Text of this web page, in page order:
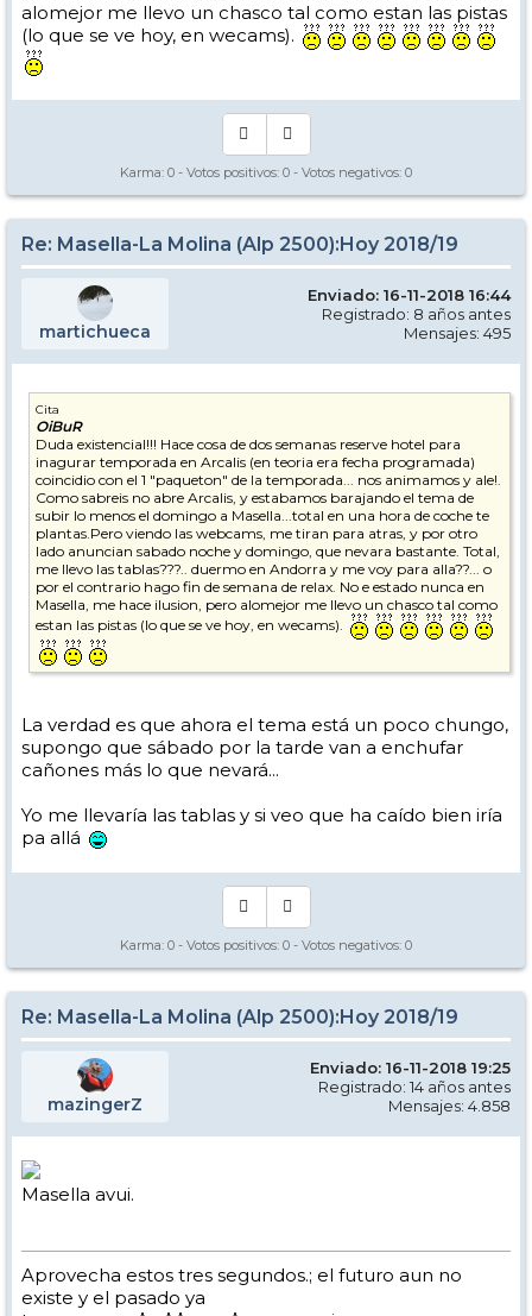
alomejor me llevo un chasco tal como estan las pistas
(lo que se ve hoy, en wecams).
Karma: 0 - Votos positivos: 0 - Votos negativos: 0
Re: Masella-La Molina (Alp 2500):Hoy 2018/19
martichueca
Enviado: 16-11-2018 16:44
Registrado: 8 años antes
Mensajes: 495
Cita
OiBuR
Duda existencial!!! Hace cosa de dos semanas reserve hotel para
inagurar temporada en Arcalis (en teoria era fecha programada)
coincidio con el 1 "paqueton" de la temporada... nos animamos y ale!.
Como sabreis no abre Arcalis, y estabamos barajando el tema de
subir lo menos el domingo a Masella...total en una hora de coche te
plantas.Pero viendo las webcams, me tiran para atras, y por otro
lado anuncian sabado noche y domingo, que nevara bastante. Total,
me llevo las tablas???.. duermo en Andorra y me voy para alla??... o
por el contrario hago fin de semana de relax. No e estado nunca en
Masella, me hace ilusion, pero alomejor me llevo un chasco tal como
estan las pistas (lo que se ve hoy, en wecams).
La verdad es que ahora el tema está un poco chungo,
supongo que sábado por la tarde van a enchufar
cañones más lo que nevará...
Yo me llevaría las tablas y si veo que ha caído bien iría
pa allá
Karma: 0 - Votos positivos: 0 - Votos negativos: 0
Re: Masella-La Molina (Alp 2500):Hoy 2018/19
mazingerZ
Enviado: 16-11-2018 19:25
Registrado: 14 años antes
Mensajes: 4.858
Masella avui.
Aprovecha estos tres segundos.; el futuro aun no
existe y el pasado ya